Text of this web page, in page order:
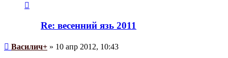
пользователя
Василич+
Re: весенний язь 2011
Сообщение
Василич+ » 10 апр 2012, 10:43